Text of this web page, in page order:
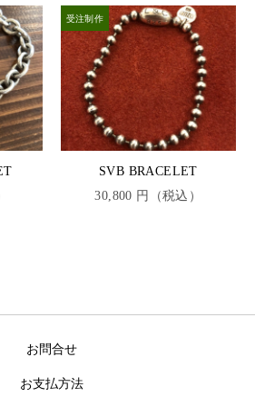
SVB BRACELET
30,800 円（税込）
お問合せ
お支払方法